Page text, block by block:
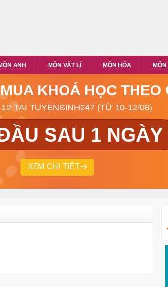
ANH MÔN VẬT LÍ MÔN HÓA MÔN
KHOÁ HỌC THEO
TẠI TUYENSINH247 (TỪ 10-12/08)
SAU 1 NGÀY
XEM CHI TIẾT